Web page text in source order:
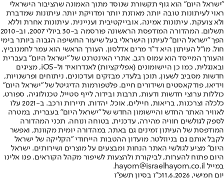
"ישראל היום" הוא גוף תקשורת שנוסד מתוך האמונה שהציבור הישראלי
ראוי לעיתונות טובה יותר, מאוזנת יותר ומדויקת יותר. עיתונות שמדברת
ולא צועקת. עיתונות אמינה, אובייקטיבית ועניינית. עיתונות אחרת וללא
תשלום. המהדורה המודפסת הראשונה פורסמה ב-30 ביולי 2007, וב-2010
הפך "ישראל היום" לעיתון הישראלי בעל שיעור החשיפה הגבוה ביותר בימי
חול. מו"ל העיתון היא ד"ר מרים אדלסון. העורך הראשי הוא עמר לחמנוביץ,
והעורך המייסד הוא עמוס רגב. אתרי האינטרנט של "ישראל היום" בעברית
ובאנגלית, כמו כן היישומונים (אפליקציות) לאנדרואיד ול-iOS, מציגים
חדשות מסביב לשעון, תוכן בלעדי, מבזקים ועדכונים, ניתוחים ופרשנויות,
וידיאו, פודקאסטים ושידורים חיים. פלטפורמות הדיגיטל של "ישראל היום"
כוללות ערוצי חדשות ודעות, תרבות ובידור, לייף סטייל, טכנולוגיה, ספורט,
כלכלה וצרכנות, בריאות, חיילים, אוכל, יהדות, תיירות ורכב. ב-2021 עלו
לאוויר האתר החדש והיישומון החדש של "ישראל היום" בעברית, במטרה
לספק לגולשים חוויה מהירה, עדכנית, בטוחה ונוחה. תכני המהדורה
המודפסת של העיתון זמינים גם באתר, במהדורה יומית מקוונת, ואפשר
לקבל אותם גם בניוזלטר. מועדון ההטבות הייחודי "הקליקה של ישראל
היום" מציע לגולשי האתר הנחות ומבצעים על מוצרים ושירותים. ישראל
היום פתוח להערות, לביקורת ולהצעות לשיפור מקהל הקוראים. פנו אלינו
במייל hayom@israelhayom.co.il.
יום חמישי, 11.6.2026
כ"ו בסיון תשפ"ו